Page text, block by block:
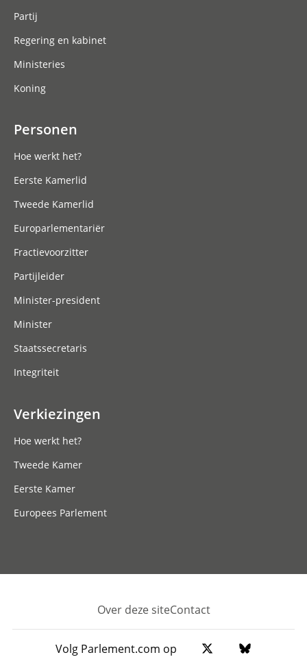
Partij
Regering en kabinet
Ministeries
Koning
Personen
Hoe werkt het?
Eerste Kamerlid
Tweede Kamerlid
Europarlementariër
Fractievoorzitter
Partijleider
Minister-president
Minister
Staatssecretaris
Integriteit
Verkiezingen
Hoe werkt het?
Tweede Kamer
Eerste Kamer
Europees Parlement
Footer
Over deze siteContact
Volg Parlement.com op